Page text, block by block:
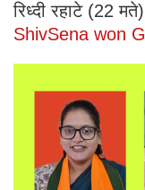
रिध्दी रहाटे (22
ShivSena won